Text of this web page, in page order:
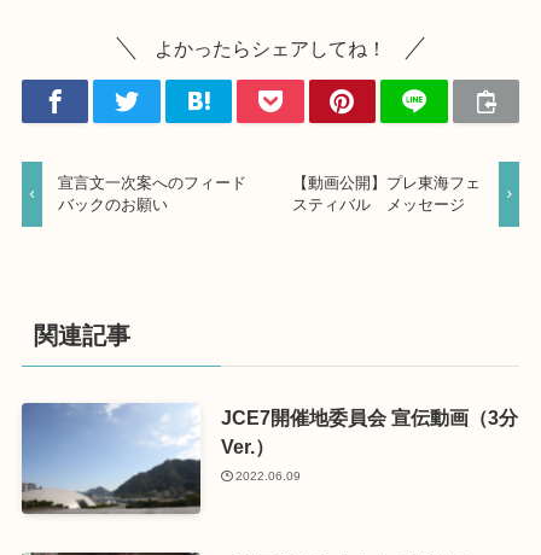
よかったらシェアしてね！
宣言文一次案へのフィード
バックのお願い
【動画公開】プレ東海フェ
スティバル メッセージ
関連記事
JCE7開催地委員会 宣伝動画（3分
Ver.）
2022.06.09